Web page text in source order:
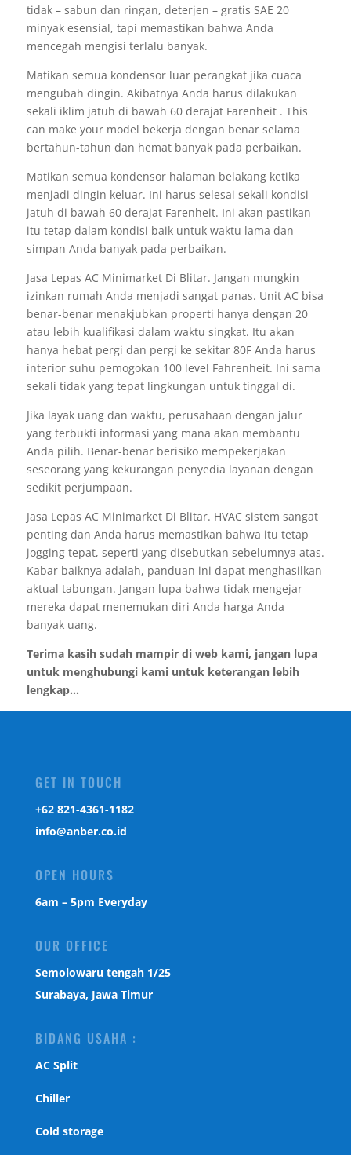
tidak – sabun dan ringan, deterjen – gratis SAE 20
minyak esensial, tapi memastikan bahwa Anda
mencegah mengisi terlalu banyak.
Matikan semua kondensor luar perangkat jika cuaca
mengubah dingin. Akibatnya Anda harus dilakukan
sekali iklim jatuh di bawah 60 derajat Farenheit . This
can make your model bekerja dengan benar selama
bertahun-tahun dan hemat banyak pada perbaikan.
Matikan semua kondensor halaman belakang ketika
menjadi dingin keluar. Ini harus selesai sekali kondisi
jatuh di bawah 60 derajat Farenheit. Ini akan pastikan
itu tetap dalam kondisi baik untuk waktu lama dan
simpan Anda banyak pada perbaikan.
Jasa Lepas AC Minimarket Di Blitar. Jangan mungkin
izinkan rumah Anda menjadi sangat panas. Unit AC bisa
benar-benar menakjubkan properti hanya dengan 20
atau lebih kualifikasi dalam waktu singkat. Itu akan
hanya hebat pergi dan pergi ke sekitar 80F Anda harus
interior suhu pemogokan 100 level Fahrenheit. Ini sama
sekali tidak yang tepat lingkungan untuk tinggal di.
Jika layak uang dan waktu, perusahaan dengan jalur
yang terbukti informasi yang mana akan membantu
Anda pilih. Benar-benar berisiko mempekerjakan
seseorang yang kekurangan penyedia layanan dengan
sedikit perjumpaan.
Jasa Lepas AC Minimarket Di Blitar. HVAC sistem sangat
penting dan Anda harus memastikan bahwa itu tetap
jogging tepat, seperti yang disebutkan sebelumnya atas.
Kabar baiknya adalah, panduan ini dapat menghasilkan
aktual tabungan. Jangan lupa bahwa tidak mengejar
mereka dapat menemukan diri Anda harga Anda
banyak uang.
Terima kasih sudah mampir di web kami, jangan lupa
untuk menghubungi kami untuk keterangan lebih
lengkap...
GET IN TOUCH
‎+62 821-4361-1182
info@anber.co.id
OPEN HOURS
6am – 5pm Everyday
OUR OFFICE
Semolowaru tengah 1/25
Surabaya, Jawa Timur
BIDANG USAHA :
AC Split
Chiller
Cold storage